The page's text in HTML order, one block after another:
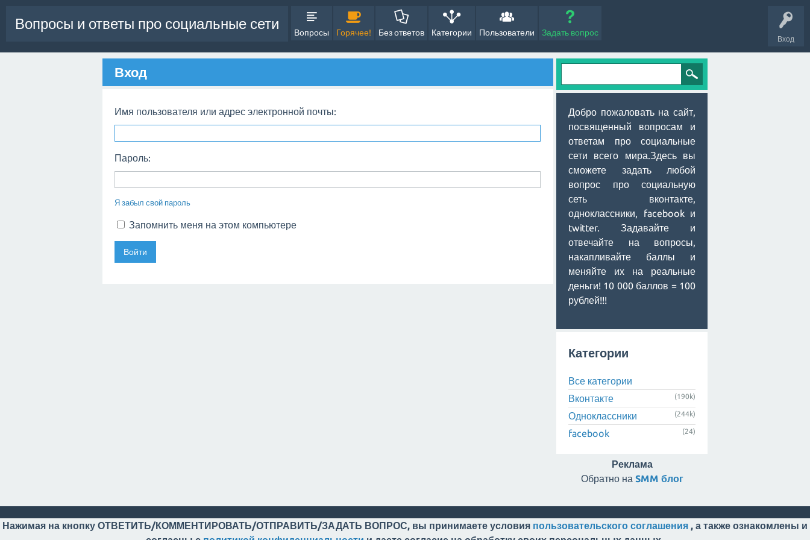
Вход
Вопросы и ответы про социальные сети
Вопросы Горячее! Без ответов Категории Пользователи Задать вопрос
Вход
Имя пользователя или адрес электронной почты:
Пароль:
Я забыл свой пароль
Запомнить меня на этом компьютере
Добро пожаловать на сайт,
посвященный вопросам и
ответам про социальные
сети всего мира.Здесь вы
сможете задать любой
вопрос про социальную
сеть вконтакте,
одноклассники, facebook и
twitter. Задавайте и
отвечайте на вопросы,
накапливайте баллы и
меняйте их на реальные
деньги! 10 000 баллов = 100
рублей!!!
Категории
Все категории
Вконтакте
(190k)
Одноклассники (244k)
facebook (24)
Реклама
Обратно на SMM блог
Нажимая на кнопку ОТВЕТИТЬ/КОММЕНТИРОВАТЬ/ОТПРАВИТЬ/ЗАДАТЬ ВОПРОС, вы принимаете условия пользовательского соглашения , а также ознакомлены и